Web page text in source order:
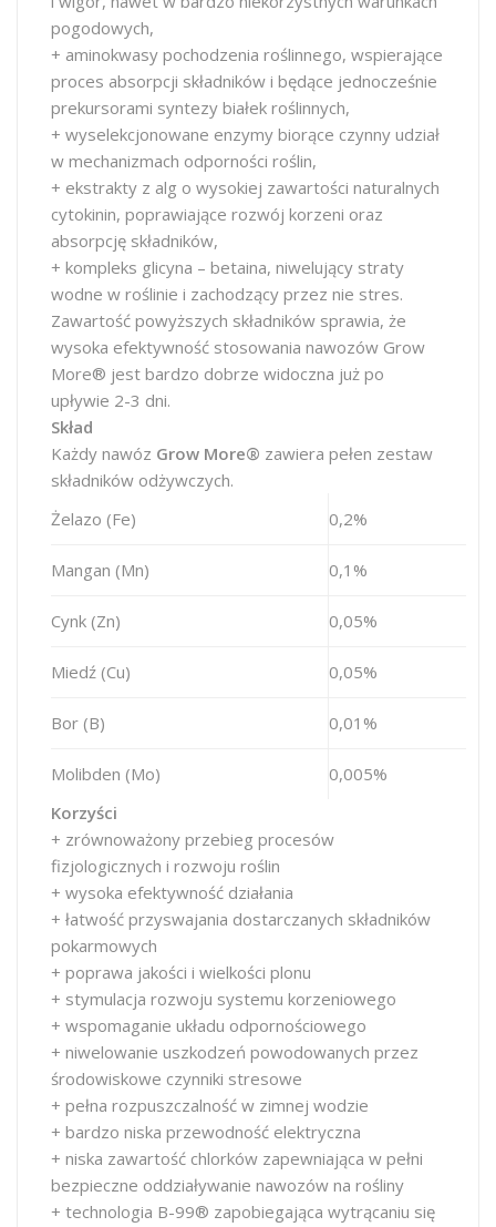
pogodowych,
+ aminokwasy pochodzenia roślinnego, wspierające
proces absorpcji składników i będące jednocześnie
prekursorami syntezy białek roślinnych,
+ wyselekcjonowane enzymy biorące czynny udział
w mechanizmach odporności roślin,
+ ekstrakty z alg o wysokiej zawartości naturalnych
cytokinin, poprawiające rozwój korzeni oraz
absorpcję składników,
+ kompleks glicyna – betaina, niwelujący straty
wodne w roślinie i zachodzący przez nie stres.
Zawartość powyższych składników sprawia, że
wysoka efektywność stosowania nawozów Grow
More® jest bardzo dobrze widoczna już po
upływie 2-3 dni.
Skład
Każdy nawóz Grow More® zawiera pełen zestaw
składników odżywczych.
Żelazo (Fe)
0,2%
Mangan (Mn) 0,1%
Cynk (Zn) 0,05%
Miedź (Cu) 0,05%
Bor (B) 0,01%
Molibden (Mo)
0,005%
Korzyści
+ zrównoważony przebieg procesów
fizjologicznych i rozwoju roślin
+ wysoka efektywność działania
+ łatwość przyswajania dostarczanych składników
pokarmowych
+ poprawa jakości i wielkości plonu
+ stymulacja rozwoju systemu korzeniowego
+ wspomaganie układu odpornościowego
+ niwelowanie uszkodzeń powodowanych przez
środowiskowe czynniki stresowe
+ pełna rozpuszczalność w zimnej wodzie
+ bardzo niska przewodność elektryczna
+ niska zawartość chlorków zapewniająca w pełni
bezpieczne oddziaływanie nawozów na rośliny
+ technologia B-99® zapobiegająca wytrącaniu się